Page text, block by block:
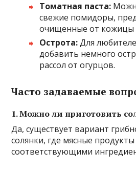
Томатная паста:
свежие помидоры,
очищенные от кожицы
Острота:Для
добавить немного
рассол от огурцов.
Часто задаваемые
1. Можно ли приготовить
Да, существует вариант
солянки, где мясные
соответствующими